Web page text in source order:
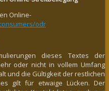
Online-
odr
dieses Textes der
oder nicht in vollem Umfang
und die Gültigkeit der restlichen
gilt für etwaige Lücken. Der